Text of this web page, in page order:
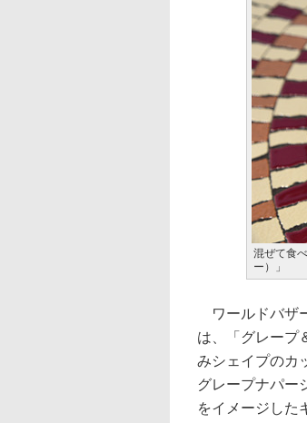
混ぜて食
ー）」
ワールドバザ
は、「グレープ
みシェイプのカ
グレープナパー
をイメージした